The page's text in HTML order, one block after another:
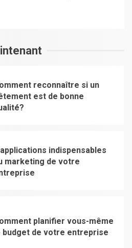
reconnaître si un
est de bonne
indispensables
marketing de votre
planifier vous-même
budget de votre entreprise